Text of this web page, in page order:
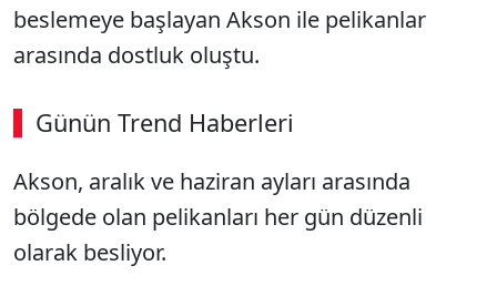
beslemeye başlayan Akson ile pelikanlar
arasında dostluk oluştu.
Günün Trend Haberleri
00:03 / 08:43
Akson, aralık ve haziran ayları arasında
bölgede olan pelikanları her gün düzenli
olarak besliyor.